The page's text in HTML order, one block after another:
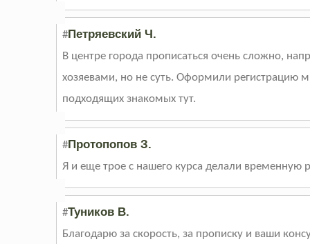
#Петряевский Ч.
В центре города прописаться очень сложно,
хозяевами, но не суть. Оформили регистрацию
подходящих знакомых тут.
#Протопопов З.
Я и еще трое с нашего курса делали временную
#Туников В.
Благодарю за скорость, за прописку и ваши